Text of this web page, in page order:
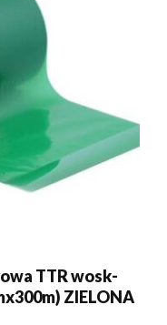
TTR wosk-
ZIELONA